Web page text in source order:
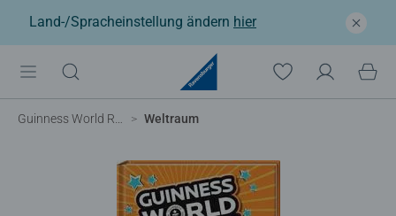
Land-/Spracheinstellung ändern hier
Guinness World Records Weltraum